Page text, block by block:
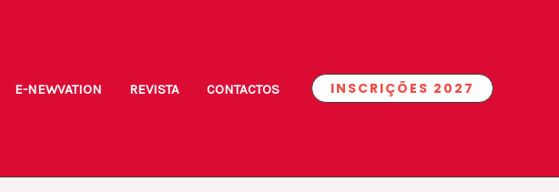
E-NEWVATION REVISTA CONTACTOS INSCRIÇÕES 2027